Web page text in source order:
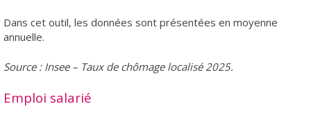
Dans cet outil, les données sont présentées en moyenne
annuelle.
Source : Insee – Taux de chômage localisé 2025.
Emploi salarié